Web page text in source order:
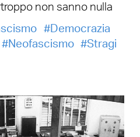
non sanno nulla
Democrazia
Neofascismo Stragi